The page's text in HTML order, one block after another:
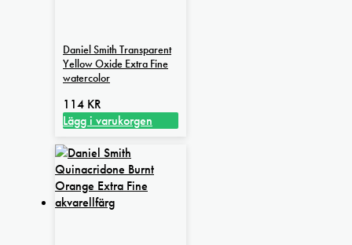
alternativen
kan
på
produktsidan
Daniel Smith Transparent
Yellow Oxide Extra Fine
watercolor
114 KR
Lägg i varukorgen